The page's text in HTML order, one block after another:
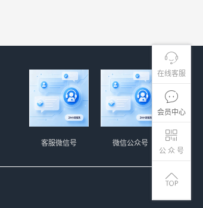
在线客服
会员中心
公 众 号
微信公众号
客服微信号